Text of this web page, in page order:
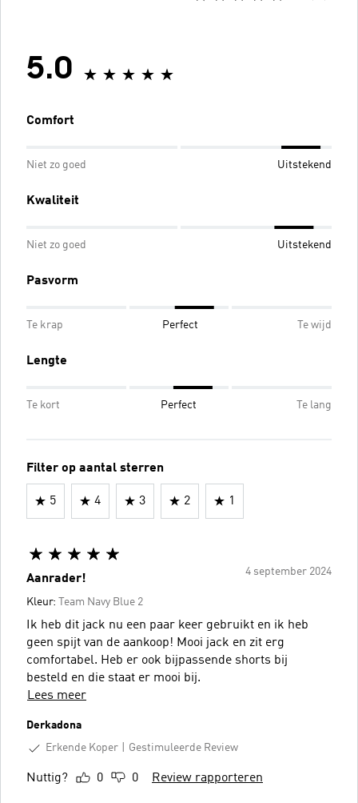
5.0
Comfort
Niet zo goed Uitstekend
Kwaliteit
Niet zo goed Uitstekend
Pasvorm
Te krap Perfect Te wijd
Lengte
Te kort Perfect Te lang
Filter op aantal sterren
5 4 3 2 1
4 september 2024
Aanrader!
Kleur: Team Navy Blue 2
Ik heb dit jack nu een paar keer gebruikt en ik heb
geen spijt van de aankoop! Mooi jack en zit erg
comfortabel. Heb er ook bijpassende shorts bij
besteld en die staat er mooi bij.
Lees meer
Derkadona
Erkende Koper
Gestimuleerde Review
Nuttig? 0 0 Review rapporteren